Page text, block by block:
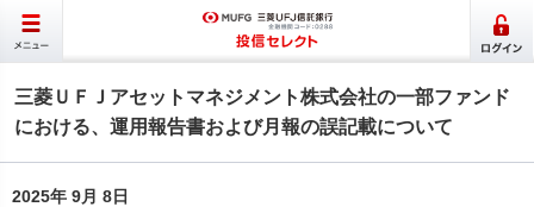
三菱ＵＦＪアセットマネジメント株式会社の一部ファンド
における、運用報告書および月報の誤記載について
2025年 9月 8日